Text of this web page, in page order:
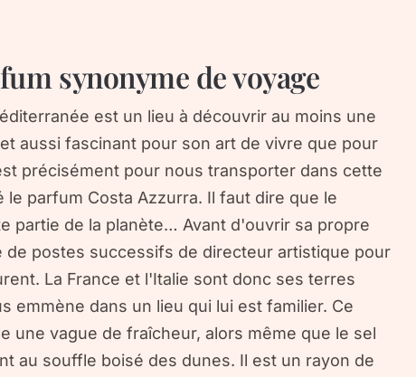
synonyme de voyage
est un lieu à découvrir au moins une
aussi fascinant pour son art de vivre que pour
précisément pour nous transporter dans cette
parfum Costa Azzurra. Il faut dire que le
partie de la planète… Avant d'ouvrir sa propre
de postes successifs de directeur artistique pour
La France et l'Italie sont donc ses terres
emmène dans un lieu qui lui est familier. Ce
une vague de fraîcheur, alors même que le sel
au souffle boisé des dunes. Il est un rayon de